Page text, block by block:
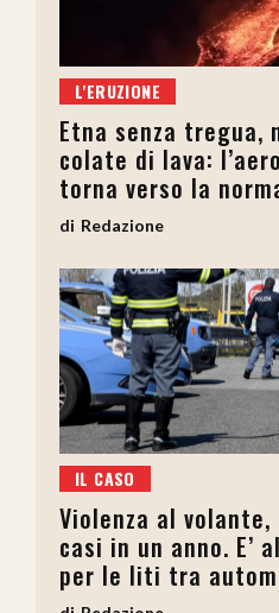
L'ERUZIONE
Etna senza tregua,
colate di lava:
torna verso la
Redazione
IL CASO
Violenza al
casi in un anno. E’
per le liti tra